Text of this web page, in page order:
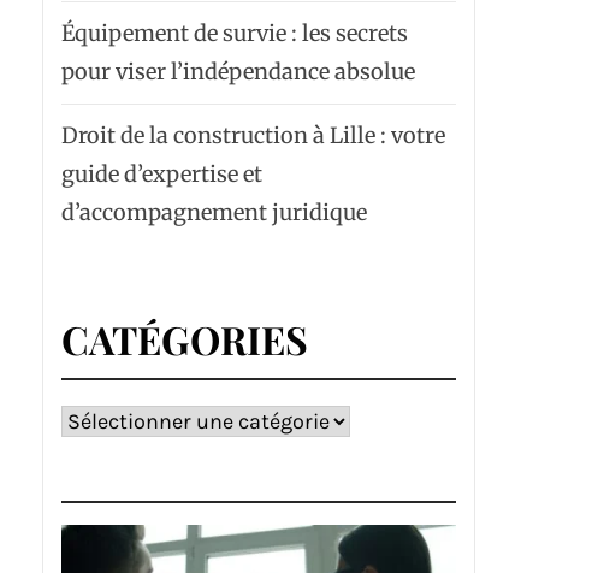
Équipement de survie : les secrets
pour viser l’indépendance absolue
Droit de la construction à Lille : votre
guide d’expertise et
d’accompagnement juridique
CATÉGORIES
Catégories